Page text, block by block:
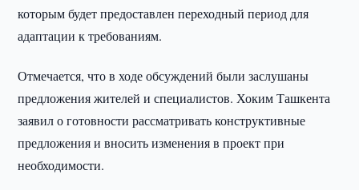
которым будет предоставлен переходный период для
адаптации к требованиям.
Отмечается, что в ходе обсуждений были заслушаны
предложения жителей и специалистов. Хоким Ташкента
заявил о готовности рассматривать конструктивные
предложения и вносить изменения в проект при
необходимости.